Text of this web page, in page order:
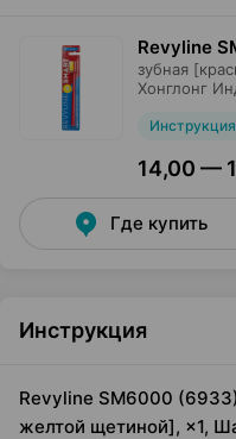
Revyline
зубная
Хонглонг
Инструкция
14,00 —
Где купить
Инструкция
Revyline SM6000
желтой щетиной], ×1,